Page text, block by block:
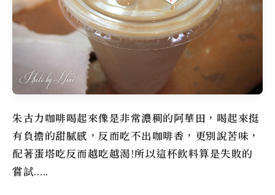
朱古力咖啡喝起來像是非常濃稠的阿華田，喝起來挺
有負擔的甜膩感，反而吃不出咖啡香，更別說苦味，
配著蛋塔吃反而越吃越渴!所以這杯飲料算是失敗的
嘗試…..